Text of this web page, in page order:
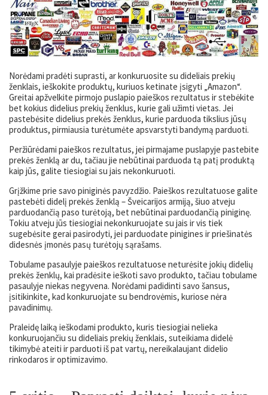
Norėdami pradėti suprasti, ar konkuruosite su dideliais prekių
ženklais, ieškokite produktų, kuriuos ketinate įsigyti „Amazon“.
Greitai apžvelkite pirmojo puslapio paieškos rezultatus ir stebėkite
bet kokius didelius prekių ženklus, kurie gali užimti vietas. Jei
pastebėsite didelius prekės ženklus, kurie parduoda tikslius jūsų
produktus, pirmiausia turėtumėte apsvarstyti bandymą parduoti.
Peržiūrėdami paieškos rezultatus, jei pirmajame puslapyje pastebite
prekės ženklą ar du, tačiau jie nebūtinai parduoda tą patį produktą
kaip jūs, galite tiesiogiai su jais nekonkuruoti.
Grįžkime prie savo piniginės pavyzdžio. Paieškos rezultatuose galite
pastebėti didelį prekės ženklą – Šveicarijos armiją, šiuo atveju
parduodančią paso turėtoją, bet nebūtinai parduodančią piniginę.
Tokiu atveju jūs tiesiogiai nekonkuruojate su jais ir vis tiek
sugebėsite gerai pasirodyti, jei parduodate pinigines ir priešinatės
didesnės įmonės pasų turėtojų sąrašams.
Tobulame pasaulyje paieškos rezultatuose neturėsite jokių didelių
prekės ženklų, kai pradėsite ieškoti savo produkto, tačiau tobulame
pasaulyje niekas negyvena. Norėdami padidinti savo šansus,
įsitikinkite, kad konkuruojate su bendrovėmis, kuriose nėra
pavadinimų.
Praleidę laiką ieškodami produkto, kuris tiesiogiai nelieka
konkuruojančiu su dideliais prekių ženklais, suteikiama didelė
tikimybė ateiti ir parduoti iš pat vartų, nereikalaujant didelio
rinkodaros ir optimizavimo.